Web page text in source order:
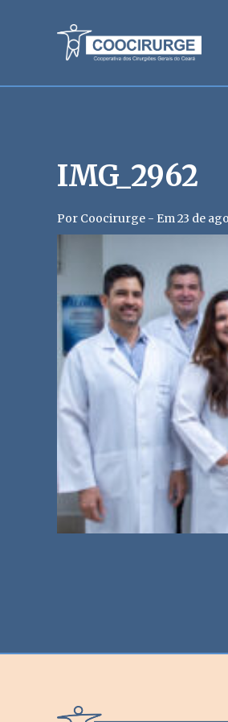
IMG_2962
Por Coocirurge - Em 23 de